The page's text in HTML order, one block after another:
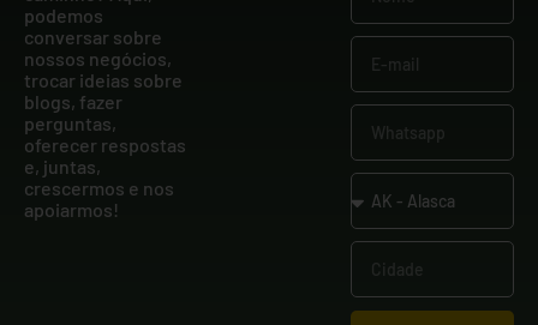
podemos
conversar sobre
nossos negócios,
trocar ideias sobre
blogs, fazer
perguntas,
oferecer respostas
e, juntas,
crescermos e nos
apoiarmos!